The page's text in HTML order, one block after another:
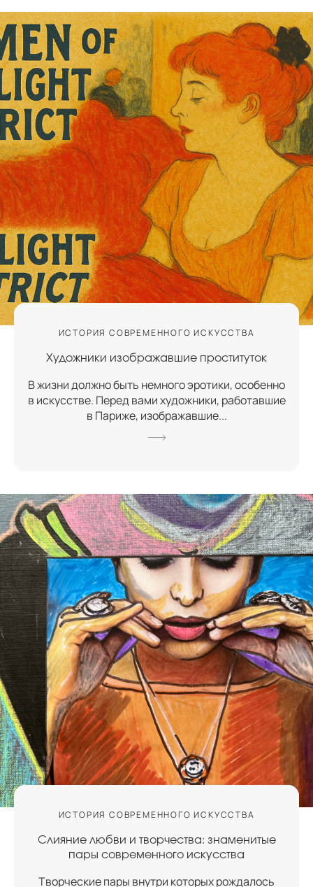
ИСТОРИЯ СОВРЕМЕННОГО ИСКУССТВА
Художники изображавшие проституток
В жизни должно быть немного эротики, особенно
в искусстве. Перед вами художники, работавшие
в Париже, изображавшие...
ИСТОРИЯ СОВРЕМЕННОГО ИСКУССТВА
Слияние любви и творчества: знаменитые
пары современного искусства
Творческие пары внутри которых рождалось